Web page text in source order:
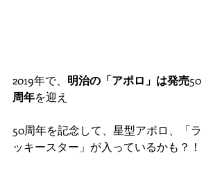
2019年で、 明治の「アポロ」は発売50
周年を迎え
50周年を記念して、星型アポロ、「ラ
ッキースター」が入っているかも？！